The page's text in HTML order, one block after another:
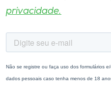
privacidade.